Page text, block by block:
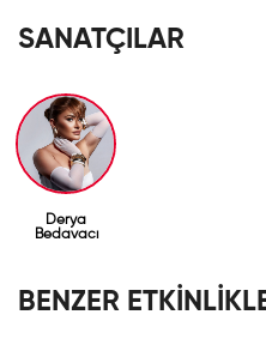
SANATÇILAR
Derya
Bedavacı
BENZER